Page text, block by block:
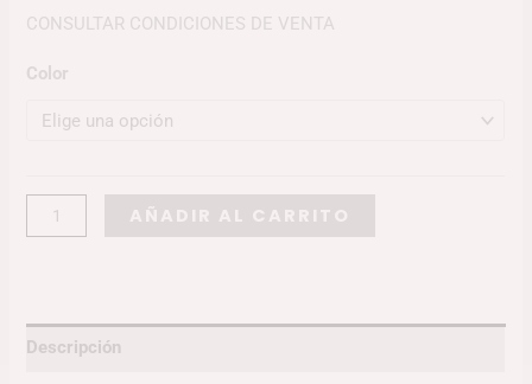
CONSULTAR CONDICIONES DE VENTA
Color
Descripción